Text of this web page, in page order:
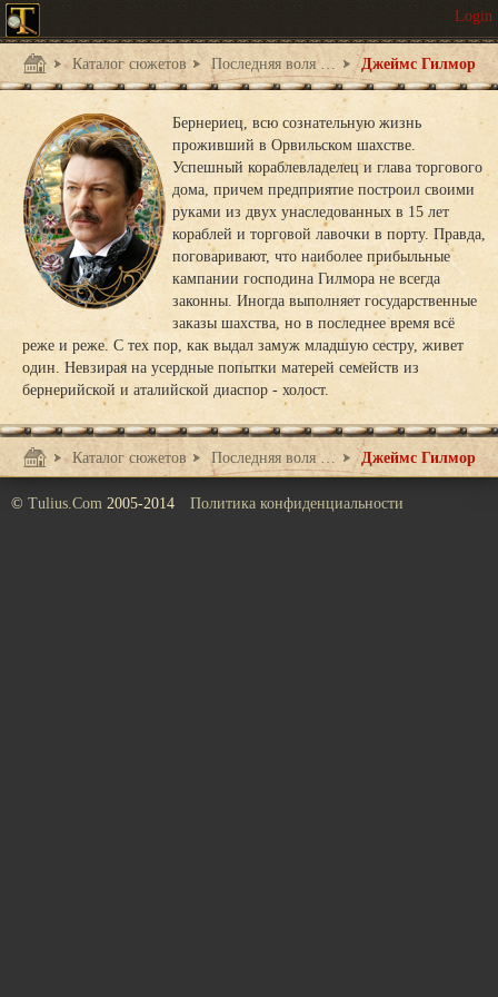
Каталог сюжетов Последняя воля шаха Джеймс Гилмор
Бернериец, всю сознательную жизнь
проживший в Орвильском шахстве.
Успешный кораблевладелец и глава торгового
дома, причем предприятие построил своими
руками из двух унаследованных в 15 лет
кораблей и торговой лавочки в порту. Правда,
поговаривают, что наиболее прибыльные
кампании господина Гилмора не всегда
законны. Иногда выполняет государственные
заказы шахства, но в последнее время всё
реже и реже. С тех пор, как выдал замуж младшую сестру, живет
один. Невзирая на усердные попытки матерей семейств из
бернерийской и аталийской диаспор - холост.
Каталог сюжетов Последняя воля шаха Джеймс Гилмор
© Tulius.Com 2005-2014 Политика конфиденциальности